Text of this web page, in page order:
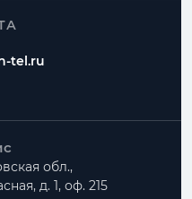
размеры?
tel.ru
обл.,
д. 1, оф. 215